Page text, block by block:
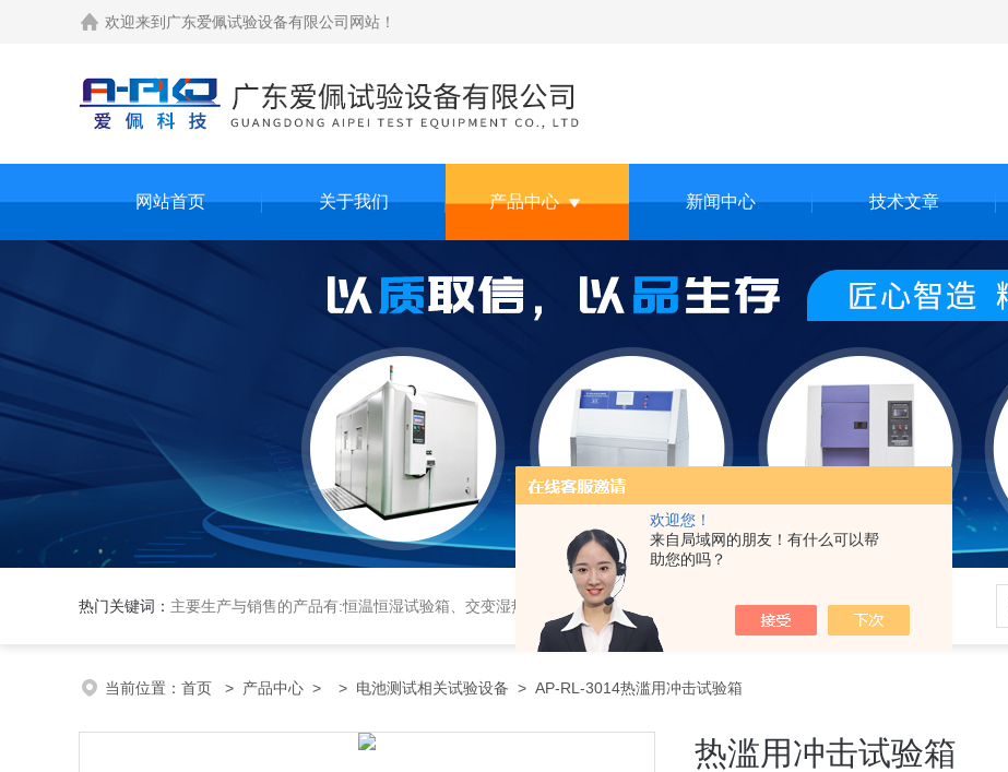
欢迎您！
来自局域网的朋友！有什么可以帮
助您的吗？
欢迎来到 广东爱佩试验设备有限公司网站 ！
网站首页 关于我们 产品中心 新闻中心 技术文章
热门关键词： 主要生产与销售的产品有:恒温恒湿试验箱、交变湿热试验箱、高低温交变试验箱、冷热冲击实验箱、紫外光试验箱、氙灯老化箱、恒温恒湿实验室、沙尘试验箱、淋雨试验箱、盐水喷雾试验箱、各种振动试验台、拉力试验机、蒸汽老化试验机、跌落试验机、插拔力试验机、按健寿命试验机、纸带耐磨擦试验机、工业烘烤箱
当前位置： 首页 > 产品中心 > > 电池测试相关试验设备 > AP-RL-3014热滥用冲击试验箱
热滥用冲击试验箱